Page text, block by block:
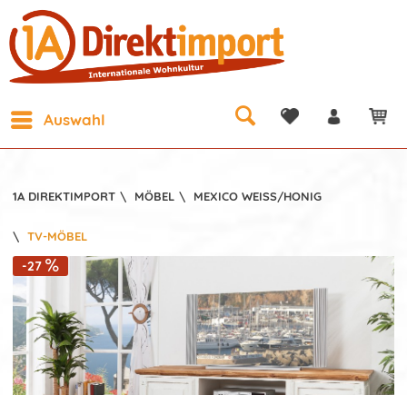
Auswahl
1A DIREKTIMPORT \ MÖBEL \ MEXICO WEISS/HONIG
\ TV-MÖBEL
-27